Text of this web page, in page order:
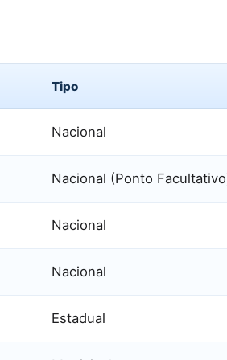
Tipo
Nacional
Nacional (Ponto
Nacional
Nacional
Estadual